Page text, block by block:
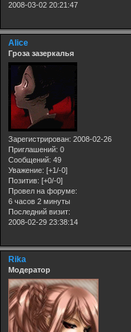
2008-03-02 20:21:47
Alice
Гроза зазеркалья
Зарегистрирован: 2008-02-26
Приглашений: 0
Сообщений: 49
Уважение: [+1/-0]
Позитив: [+0/-0]
Провел на форуме:
6 часов 2 минуты
Последний визит:
2008-02-29 23:38:14
Rika
Модератор